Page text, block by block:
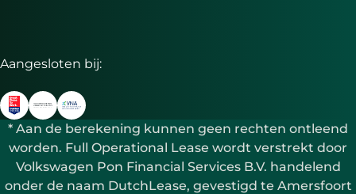
Aangesloten bij:
* Aan de berekening kunnen geen rechten ontleend
worden. Full Operational Lease wordt verstrekt door
Volkswagen Pon Financial Services B.V. handelend
onder de naam DutchLease, gevestigd te Amersfoort